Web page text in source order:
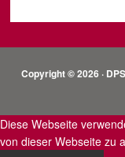
Copyright © 2026 ·
Diese Webseite
von dieser Webseite zu